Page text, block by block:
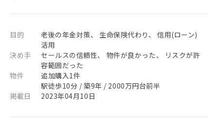
目的
老後の年金対策、 生命保険代わり、 信用(ローン)
活用
決め手
セールスの信頼性、 物件が良かった、 リスクが許
容範囲だった
物件
追加購入1件
駅徒歩10分 / 築9年 / 2000万円台前半
掲載日
2023年04月10日